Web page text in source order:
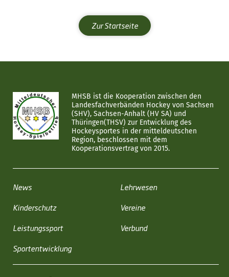
Zur Startseite
MHSB ist die Kooperation zwischen den
Landesfachverbänden Hockey von Sachsen
(SHV), Sachsen-Anhalt (HV SA) und
Thüringen(THSV) zur Entwicklung des
Hockeysportes in der mitteldeutschen
Region, beschlossen mit dem
Kooperationsvertrag von 2015.
News
Kinderschutz
Leistungssport
Sportentwicklung
Lehrwesen
Vereine
Verbund